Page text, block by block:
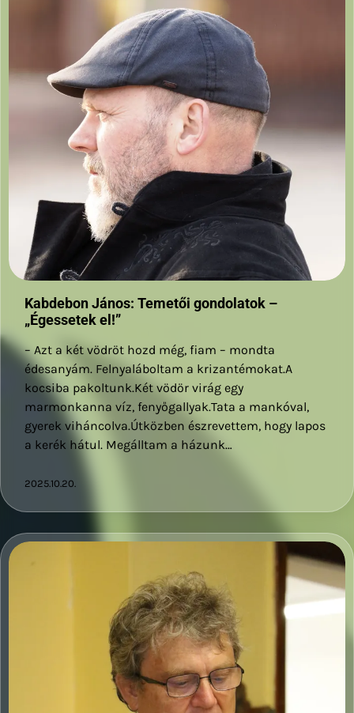
Kabdebon János: Temetői gondolatok –
„Égessetek el!”
– Azt a két vödröt hozd még, fiam – mondta
édesanyám. Felnyaláboltam a krizantémokat.A
kocsiba pakoltunk.Két vödör virág egy
marmonkanna víz, fenyőgallyak.Tata a mankóval,
gyerek viháncolva.Útközben észrevettem, hogy lapos
a kerék hátul. Megálltam a házunk…
2025.10.20.